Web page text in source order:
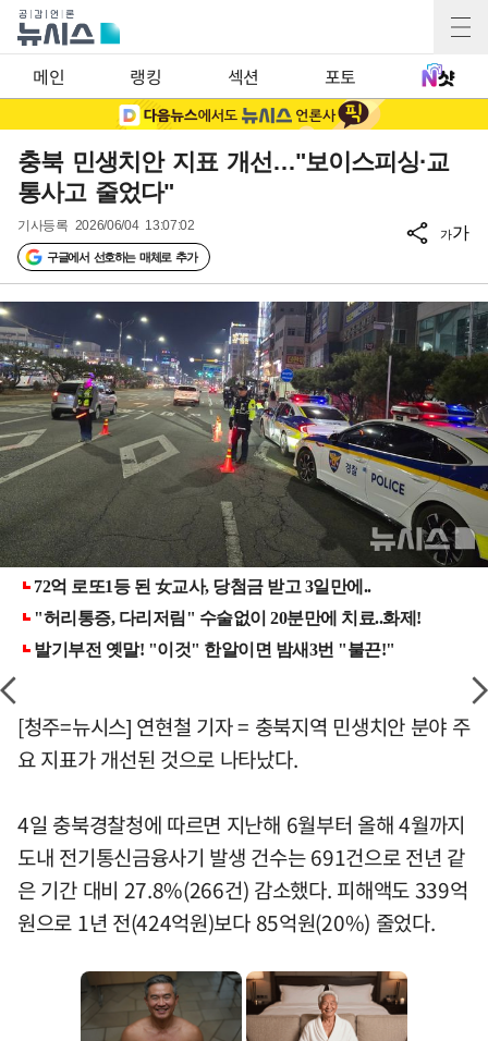
메인 랭킹 섹션 포토
충북 민생치안 지표 개선…"보이스피싱·교
통사고 줄었다"
기사등록 2026/06/04 13:07:02
구글에서 선호하는 매체로 추가
가가
[청주=뉴시스] 연현철 기자 = 충북지역 민생치안 분야 주
요 지표가 개선된 것으로 나타났다.
4일 충북경찰청에 따르면 지난해 6월부터 올해 4월까지
도내 전기통신금융사기 발생 건수는 691건으로 전년 같
은 기간 대비 27.8%(266건) 감소했다. 피해액도 339억
원으로 1년 전(424억원)보다 85억원(20%) 줄었다.